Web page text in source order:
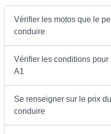
Vérifier les motos que le
conduire
Vérifier les conditions pour
A1
Se renseigner sur le prix
conduire